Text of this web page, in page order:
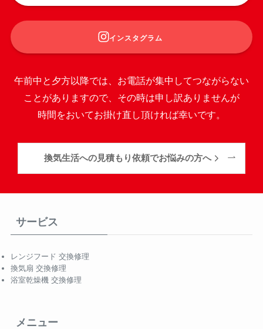
インスタグラム
午前中と夕方以降では、お電話が集中してつながらない
ことがありますので、その時は申し訳ありませんが
時間をおいてお掛け直し頂ければ幸いです。
換気生活への見積もり依頼でお悩みの方へ
サービス
レンジフード 交換修理
換気扇 交換修理
浴室乾燥機 交換修理
メニュー